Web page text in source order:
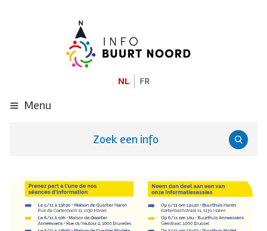
NL FR
Menu
Zoek een info